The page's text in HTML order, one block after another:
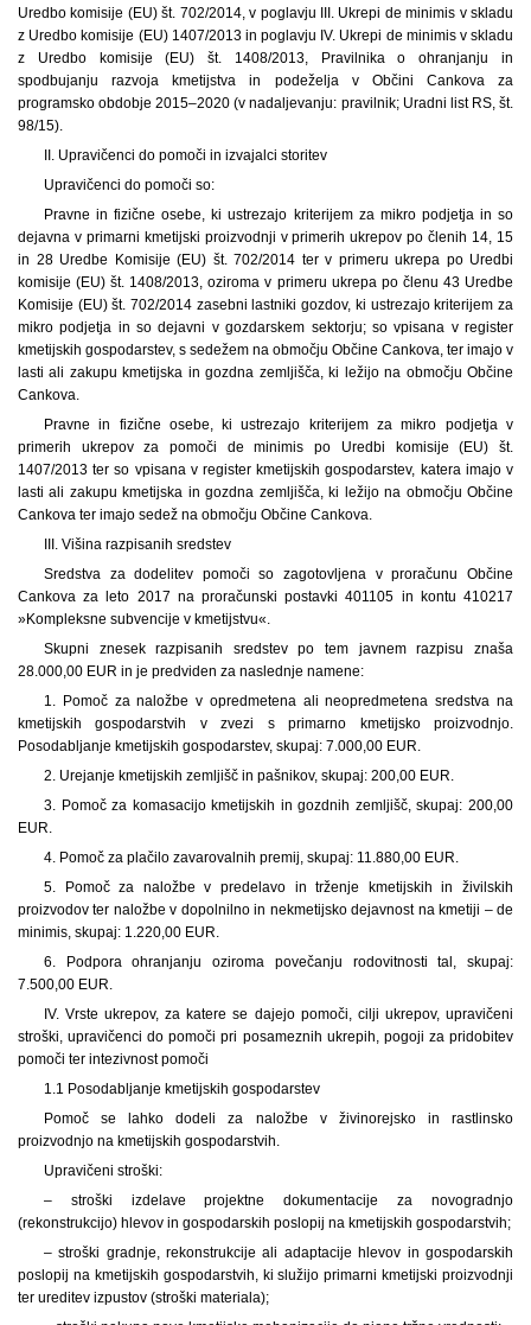
Uredbo komisije (EU) št. 702/2014, v poglavju III. Ukrepi de minimis v skladu
z Uredbo komisije (EU) 1407/2013 in poglavju IV. Ukrepi de minimis v skladu
z Uredbo komisije (EU) št. 1408/2013, Pravilnika o ohranjanju in
spodbujanju razvoja kmetijstva in podeželja v Občini Cankova za
programsko obdobje 2015–2020 (v nadaljevanju: pravilnik; Uradni list RS, št.
98/15).
II. Upravičenci do pomoči in izvajalci storitev
Upravičenci do pomoči so:
Pravne in fizične osebe, ki ustrezajo kriterijem za mikro podjetja in so
dejavna v primarni kmetijski proizvodnji v primerih ukrepov po členih 14, 15
in 28 Uredbe Komisije (EU) št. 702/2014 ter v primeru ukrepa po Uredbi
komisije (EU) št. 1408/2013, oziroma v primeru ukrepa po členu 43 Uredbe
Komisije (EU) št. 702/2014 zasebni lastniki gozdov, ki ustrezajo kriterijem za
mikro podjetja in so dejavni v gozdarskem sektorju; so vpisana v register
kmetijskih gospodarstev, s sedežem na območju Občine Cankova, ter imajo v
lasti ali zakupu kmetijska in gozdna zemljišča, ki ležijo na območju Občine
Cankova.
Pravne in fizične osebe, ki ustrezajo kriterijem za mikro podjetja v
primerih ukrepov za pomoči de minimis po Uredbi komisije (EU) št.
1407/2013 ter so vpisana v register kmetijskih gospodarstev, katera imajo v
lasti ali zakupu kmetijska in gozdna zemljišča, ki ležijo na območju Občine
Cankova ter imajo sedež na območju Občine Cankova.
III. Višina razpisanih sredstev
Sredstva za dodelitev pomoči so zagotovljena v proračunu Občine
Cankova za leto 2017 na proračunski postavki 401105 in kontu 410217
»Kompleksne subvencije v kmetijstvu«.
Skupni znesek razpisanih sredstev po tem javnem razpisu znaša
28.000,00 EUR in je predviden za naslednje namene:
1. Pomoč za naložbe v opredmetena ali neopredmetena sredstva na
kmetijskih gospodarstvih v zvezi s primarno kmetijsko proizvodnjo.
Posodabljanje kmetijskih gospodarstev, skupaj: 7.000,00 EUR.
2. Urejanje kmetijskih zemljišč in pašnikov, skupaj: 200,00 EUR.
3. Pomoč za komasacijo kmetijskih in gozdnih zemljišč, skupaj: 200,00
EUR.
4. Pomoč za plačilo zavarovalnih premij, skupaj: 11.880,00 EUR.
5. Pomoč za naložbe v predelavo in trženje kmetijskih in živilskih
proizvodov ter naložbe v dopolnilno in nekmetijsko dejavnost na kmetiji – de
minimis, skupaj: 1.220,00 EUR.
6. Podpora ohranjanju oziroma povečanju rodovitnosti tal, skupaj:
7.500,00 EUR.
IV. Vrste ukrepov, za katere se dajejo pomoči, cilji ukrepov, upravičeni
stroški, upravičenci do pomoči pri posameznih ukrepih, pogoji za pridobitev
pomoči ter intezivnost pomoči
1.1 Posodabljanje kmetijskih gospodarstev
Pomoč se lahko dodeli za naložbe v živinorejsko in rastlinsko
proizvodnjo na kmetijskih gospodarstvih.
Upravičeni stroški:
– stroški izdelave projektne dokumentacije za novogradnjo
(rekonstrukcijo) hlevov in gospodarskih poslopij na kmetijskih gospodarstvih;
– stroški gradnje, rekonstrukcije ali adaptacije hlevov in gospodarskih
poslopij na kmetijskih gospodarstvih, ki služijo primarni kmetijski proizvodnji
ter ureditev izpustov (stroški materiala);